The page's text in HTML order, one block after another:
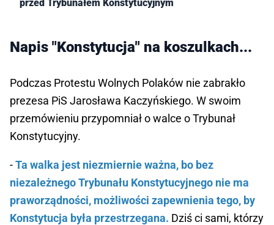
przed Trybunałem Konstytucyjnym
Napis "Konstytucja" na koszulkach...
Podczas Protestu Wolnych Polaków nie zabrakło
prezesa PiS Jarosława Kaczyńskiego. W swoim
przemówieniu przypomniał o walce o Trybunał
Konstytucyjny.
-Ta walka jest niezmiernie ważna, bo bez
niezależnego Trybunału Konstytucyjnego nie ma
praworządności, możliwości zapewnienia tego, by
Konstytucja była przestrzegana. Dziś ci sami, którzy